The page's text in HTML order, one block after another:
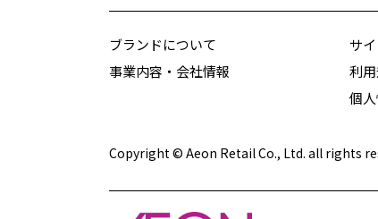
ブランドについて
事業内容・会社情報
サ
利
個
Copyright © Aeon Retail Co., Ltd. all rights